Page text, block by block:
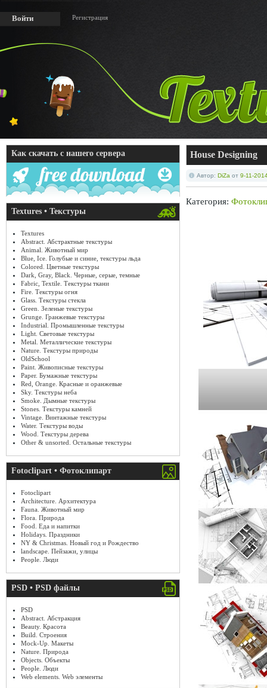
Войти Регистрация
Как скачать с нашего сервера
Textures • Текстуры
Textures
Abstract. Абстрактные текстуры
Animal. Животный мир
Blue, Ice. Голубые и синие, текстуры льда
Colored. Цветные текстуры
Dark, Gray, Black. Черные, серые, темные
Fabric, Textile. Текстуры ткани
Fire. Текстуры огня
Glass. Текстуры стекла
Green. Зеленые текстуры
Grunge. Гранжевые текстуры
Industrial. Промышленные текстуры
Light. Световые текстуры
Metal. Металлические текстуры
Nature. Текстуры природы
OldSchool
Paint. Живописные текстуры
Paper. Бумажные текстуры
Red, Orange. Красные и оранжевые
Sky. Текстуры неба
Smoke. Дымные текстуры
Stones. Текстуры камней
Vintage. Винтажные текстуры
Water. Текстуры воды
Wood. Текстуры дерева
Other & unsorted. Остальные текстуры
Fotoclipart • Фотоклипарт
Fotoclipart
Architecture. Архитектура
Fauna. Животный мир
Flora. Природа
Food. Еда и напитки
Holidays. Праздники
NY & Christmas. Новый год и Рождество
landscape. Пейзажи, улицы
People. Люди
PSD • PSD файлы
PSD
Abstract. Абстракция
Beauty. Красота
Build. Строения
Mock-Up. Макеты
Nature. Природа
Objects. Объекты
People. Люди
Web elements. Web элементы
House Designing
Автор: DiZa от 9-11-
Категория: